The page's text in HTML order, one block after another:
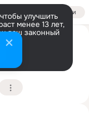
Войти
улучшить
менее 13 лет,
ваш законный